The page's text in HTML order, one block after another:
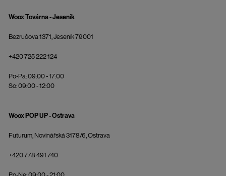
Woox Továrna - Jeseník
Bezručova 1371, Jeseník 79001
+420 725 222 124
Po-Pá: 09:00 - 17:00
So: 09:00 - 12:00
Woox POP UP - Ostrava
Futurum, Novinářská 3178/6, Ostrava
+420 778 491 740